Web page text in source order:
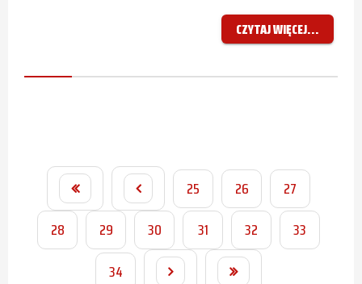
CZYTAJ WIĘCEJ...
25 26
27
28
29 30 31 32
33
34